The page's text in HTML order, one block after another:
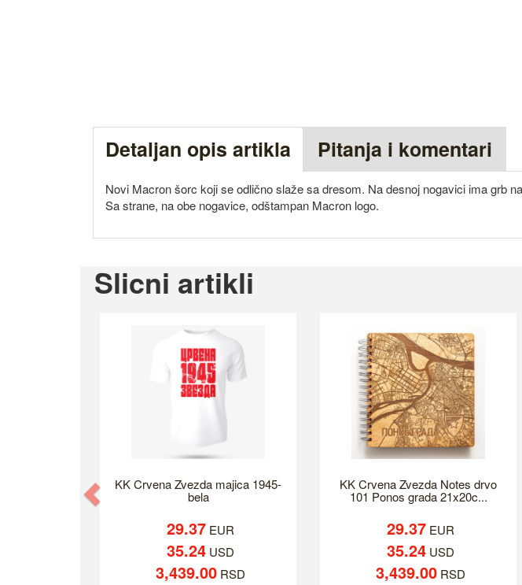
Detaljan opis artikla Pitanja i komentari
Novi Macron šorc koji se odlično slaže sa dresom. Na desnoj nogavici ima grb
Sa strane, na obe nogavice, odštampan Macron logo.
Slicni artikli
KK Crvena Zvezda majica 1945-
bela
29.37EUR
35.24USD
3,439.00RSD
KK Crvena Zvezda Notes drvo
101 Ponos grada 21x20c...
29.37EUR
35.24USD
3,439.00RSD
Previous